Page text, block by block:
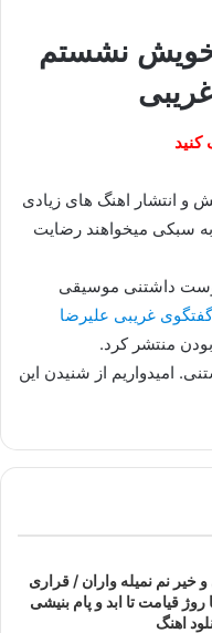
خویش نشستم
کنید
و انتشار اهنگ های زیادی
سبکی میخواهند رضایت
دوست داشتنی موسیقی
غریبی علیرضا
منتشر کرد.
امیدواریم از شنیدن این
و خیر نم نمیله واران / قراری
روژ قیامت تا ابد و پام بنیشی
اهنگ